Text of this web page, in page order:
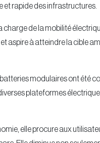
et rapide des infrastructures.
charge de la mobilité
et aspire à atteindre la cible
batteries modulaires ont été
plateformes
elle procure aux